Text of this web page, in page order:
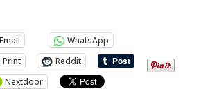
Email
WhatsApp
Print
Reddit
Nextdoor